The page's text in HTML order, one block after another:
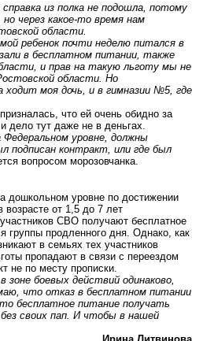
из полка не подошла, потому
через какое-то время нам
области.
ребенок почти неделю питался в
в бесплатном питании, также
и прав на такую льготу мы не
области. Но
ходит моя дочь, и в гимназии №5, где
что ей очень обидно за
дело тут даже не в деньгах.
уровне, должны
подписан контракт, или где был
вопросом морозовчанка.
дошкольном уровне по достижении
возрасте от 1,5 до 7 лет
СВО получают бесплатное
группы продленного дня. Однако, как
в семьях тех участников
пропадают в связи с переездом
не по месту прописки.
боевых действий одинаково,
что отказ в бесплатном питании
бесплатное питание получать
своих пап. И чтобы в нашей